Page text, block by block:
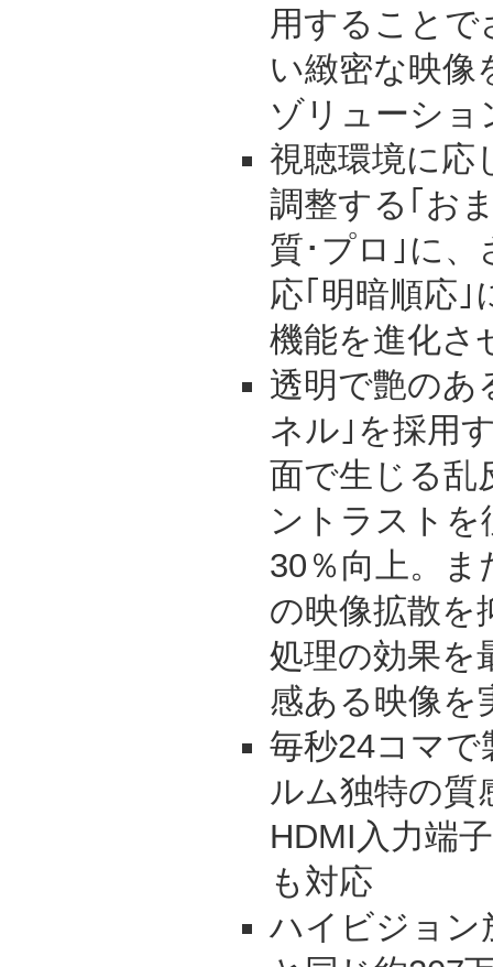
用すること
い緻密な映像
ゾリューショ
視聴環境に応
調整する｢お
質･プロ｣に、
応｢明暗順応｣
機能を進化さ
透明で艶のあ
ネル｣を採用
面で生じる乱
ントラストを
30％向上。
の映像拡散を
処理の効果を
感ある映像を
毎秒24コマ
ルム独特の質
HDMI入力端
も対応
ハイビジョン